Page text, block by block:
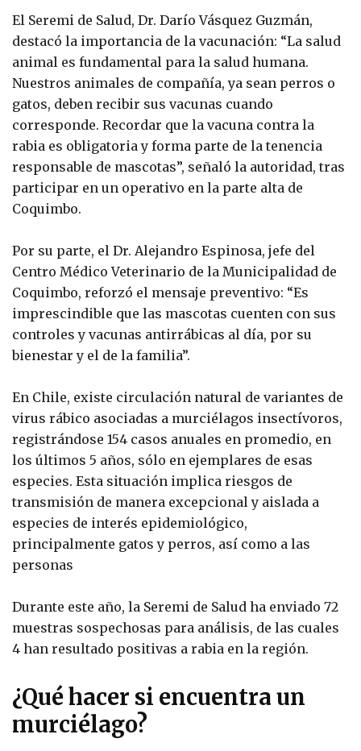
El Seremi de Salud, Dr. Darío Vásquez Guzmán,
destacó la importancia de la vacunación: “La salud
animal es fundamental para la salud humana.
Nuestros animales de compañía, ya sean perros o
gatos, deben recibir sus vacunas cuando
corresponde. Recordar que la vacuna contra la
rabia es obligatoria y forma parte de la tenencia
responsable de mascotas”, señaló la autoridad, tras
participar en un operativo en la parte alta de
Coquimbo.
Por su parte, el Dr. Alejandro Espinosa, jefe del
Centro Médico Veterinario de la Municipalidad de
Coquimbo, reforzó el mensaje preventivo: “Es
imprescindible que las mascotas cuenten con sus
controles y vacunas antirrábicas al día, por su
bienestar y el de la familia”.
En Chile, existe circulación natural de variantes de
virus rábico asociadas a murciélagos insectívoros,
registrándose 154 casos anuales en promedio, en
los últimos 5 años, sólo en ejemplares de esas
especies. Esta situación implica riesgos de
transmisión de manera excepcional y aislada a
especies de interés epidemiológico,
principalmente gatos y perros, así como a las
personas
Durante este año, la Seremi de Salud ha enviado 72
muestras sospechosas para análisis, de las cuales
4 han resultado positivas a rabia en la región.
¿Qué hacer si encuentra un
murciélago?